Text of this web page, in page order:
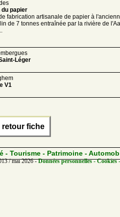
du papier
fabrication artisanale de papier à
de 7 tonnes entraînée par la rivière de
Léger
V1
retour fiche
- Tourisme - Patrimoine -
/ mai 2026 -Données personnelles - Cookies